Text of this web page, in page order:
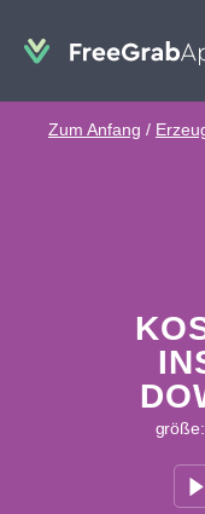
Zum Anfang /